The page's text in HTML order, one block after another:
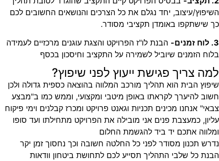
השיפוץ/עיצוב, יחד נגלם את כל הצרכים והנושאים החשובים לכם
כך שישתקפו באומדן תקציבי מסודר.
3. לוח זמנים-
הבנת לו"ז הפרויקט והצגת עוגנים מרכזיים לעמידה
בלוח הזמנים שיוביל לשמירה על התקציב וחיסכון בכסף
למה צריך פגישת ייעוץ לפני שיפוץ?
שיפוץ הבית הוא תהליך מורכב המלווה בהוצאה כספית גדולה ולכן
חשוב להיערך לקראתו באופן מיטבי ומקצועי, וממש כמו ב"מבצע
צבאי" אנחנו מכינים תכניות וגאנט פרויקט ומכרז קבלנים וימי פיקוח
עליון, כמעצבת פנים אני מובילה את הפרויקט מתחילתו ועד סופו
ומלווה אתכם יד ביד להגשמת החלום
נדרש תכנון מסודר לפני כל החלטה חשובה וכך נחסוך זמן יקר
הבנת כל שלבי התהליך תסייע לכם לתחושת ביטחון וודאות